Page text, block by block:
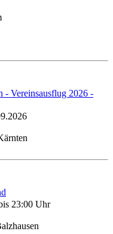
- Vereinsausflug 2026 -
23:00 Uhr